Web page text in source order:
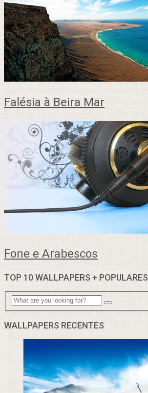
Falésia à Beira Mar
Fone e Arabescos
TOP 10 WALLPAPERS + POPULARES
WALLPAPERS RECENTES